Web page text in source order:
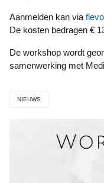
Aanmelden kan via
De kosten bedragen €
De workshop wordt georganiseerd door Flevomeer Bibliothek in
samenwerking met
NIEUWS